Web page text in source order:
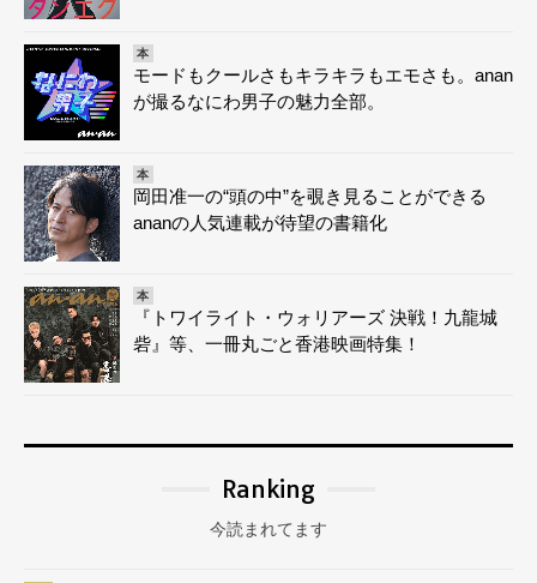
本
モードもクールさもキラキラもエモさも。anan
が撮るなにわ男子の魅力全部。
本
岡田准一の“頭の中”を覗き見ることができる
ananの人気連載が待望の書籍化
本
『トワイライト・ウォリアーズ 決戦！九龍城
砦』等、一冊丸ごと香港映画特集！
Ranking
今読まれてます